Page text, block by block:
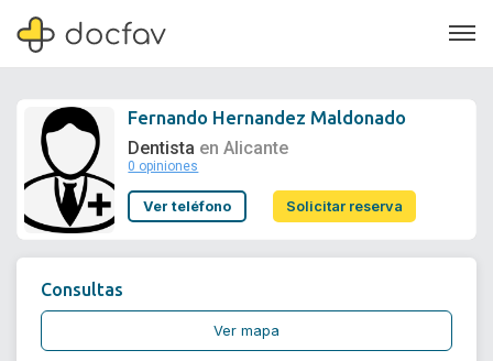
Soporte
Fernando Hernandez Maldonado
Dentista en Alicante
0 opiniones
Ver teléfono Solicitar reserva
Consultas
Ver mapa